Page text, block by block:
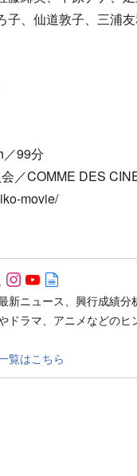
子、仙道敦子、三浦
99分
／COMME DES
movie/
Follow on SNS
Follow on SNS
Follow on SNS
新ニュース、興行成績分
ドラマ、アニメなどのヒ
覧はこちら